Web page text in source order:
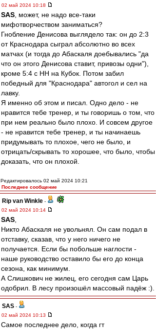
02 май 2024 10:18
SAS , может, не надо все-таки
мифотворчеством заниматься?
Гнобление Денисова выглядело так: он до 2:3
от Краснодара сыграл абсолютно во всех
матчах (и тогда до Абаскаля доебывались "да
что он этого Денисова ставит, привозы одни"),
кроме 5:4 с НН на Кубок. Потом забил
победный для "Краснодара" автогол и сел на
лавку.
Я именно об этом и писал. Одно дело - не
нравится тебе тренер, и ты говоришь о том, что
при нем реально было плохо. И совсем другое
- не нравится тебе тренер, и ты начинаешь
придумывать то плохое, чего не было, и
отрицать/скрывать то хорошее, что было, чтобы
доказать, что он плохой.
Редактировалось 02 май 2024 10:21
Последнее сообщение
Rip van Winkle -
02 май 2024 10:14
SAS
Никто Абаскаля не увольнял. Он сам подал в
отставку, сказав, что у него ничего не
получается. Если бы побольше наглости -
наше руководство оставило бы его до конца
сезона, как минимум.
А Слишкович не жилец, его сегодня сам Царь
одобрил. В лесу произошёл массовый падёж :).
SAS -
02 май 2024 10:13
Самое последнее дело, когда гт